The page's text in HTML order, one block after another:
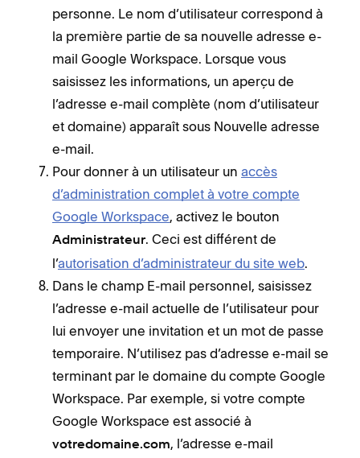
personne. Le nom d’utilisateur correspond à
la première partie de sa nouvelle adresse e-
mail Google Workspace. Lorsque vous
saisissez les informations, un aperçu de
l’adresse e-mail complète (nom d’utilisateur
et domaine) apparaît sous Nouvelle adresse
e-mail.
Pour donner à un utilisateur un accès
d’administration complet à votre compte
Google Workspace, activez le bouton
Administrateur. Ceci est différent de
l’autorisation d’administrateur du site web.
Dans le champ E-mail personnel, saisissez
l’adresse e-mail actuelle de l’utilisateur pour
lui envoyer une invitation et un mot de passe
temporaire. N’utilisez pas d’adresse e-mail se
terminant par le domaine du compte Google
Workspace. Par exemple, si votre compte
Google Workspace est associé à
votredomaine.com, l’adresse e-mail